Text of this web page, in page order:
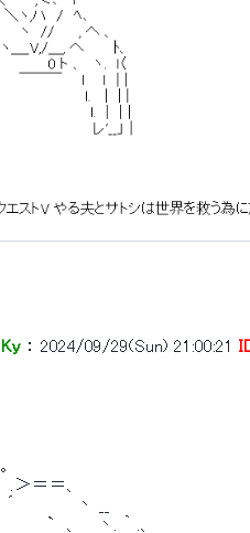
： 2024/09/29(Sun) 21:00:21
.＞＝＝、
　　　　丶 __
　　`　、　 丶. ｀ .、